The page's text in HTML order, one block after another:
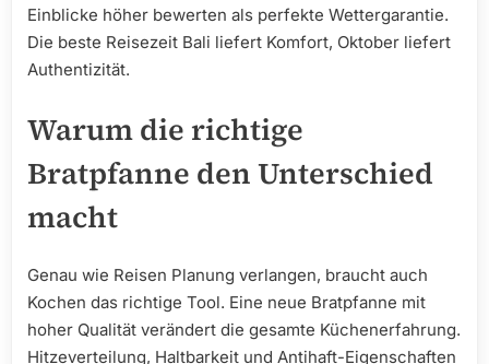
Einblicke höher bewerten als perfekte Wettergarantie.
Die beste Reisezeit Bali liefert Komfort, Oktober liefert
Authentizität.
Warum die richtige
Bratpfanne den Unterschied
macht
Genau wie Reisen Planung verlangen, braucht auch
Kochen das richtige Tool. Eine neue Bratpfanne mit
hoher Qualität verändert die gesamte Küchenerfahrung.
Hitzeverteilung, Haltbarkeit und Antihaft-Eigenschaften